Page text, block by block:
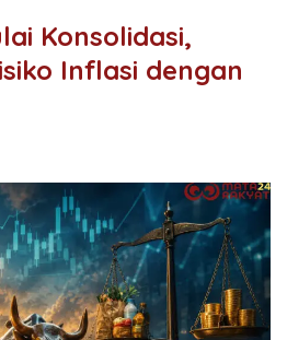
Konsolidasi,
Inflasi dengan